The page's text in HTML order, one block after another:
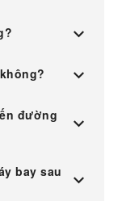
đường
bay sau